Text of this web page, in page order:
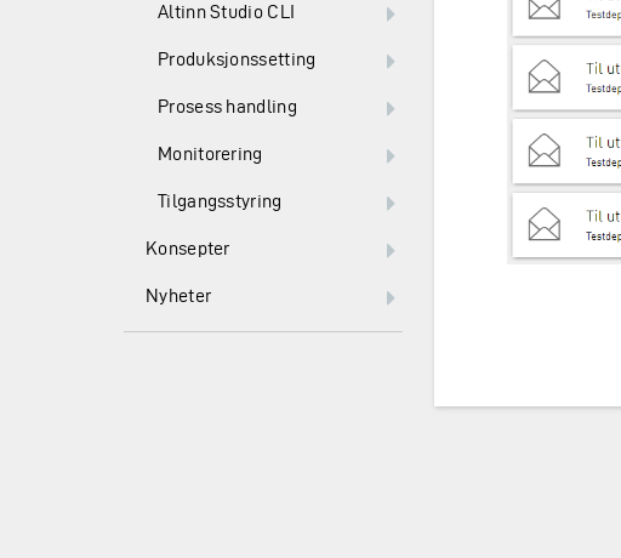
Altinn Studio CLI
Produksjonssetting
Prosess handling
Monitorering
Tilgangsstyring
Konsepter
Nyheter